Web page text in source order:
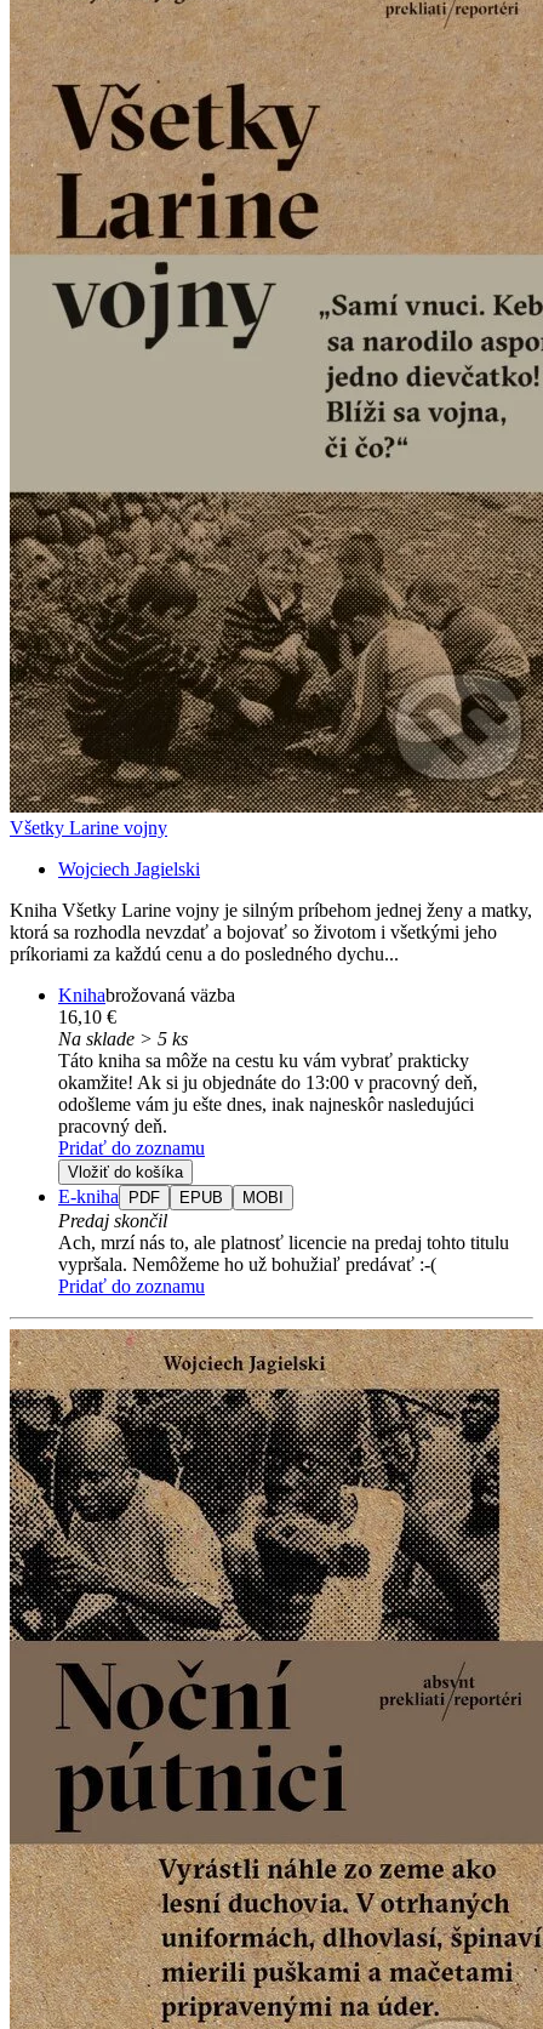
Všetky Larine vojny
Wojciech Jagielski
Kniha Všetky Larine vojny je silným príbehom jednej ženy a matky,
ktorá sa rozhodla nevzdať a bojovať so životom i všetkými jeho
príkoriami za každú cenu a do posledného dychu...
Knihabrožovaná väzba
16,10 €
Na sklade > 5 ks
Táto kniha sa môže na cestu ku vám vybrať prakticky
okamžite! Ak si ju objednáte do 13:00 v pracovný deň,
odošleme vám ju ešte dnes, inak najneskôr nasledujúci
pracovný deň.
Pridať do zoznamu
Vložiť do košíka
E-kniha PDF EPUB MOBI
Predaj skončil
Ach, mrzí nás to, ale platnosť licencie na predaj tohto titulu
vypršala. Nemôžeme ho už bohužiaľ predávať :-(
Pridať do zoznamu